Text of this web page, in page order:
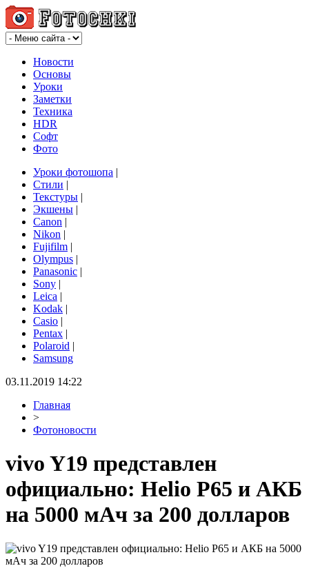
Новости
Основы
Уроки
Заметки
Техника
HDR
Софт
Фото
Уроки фотошопа |
Стили |
Текстуры |
Экшены |
Canon |
Nikon |
Fujifilm |
Olympus |
Panasonic |
Sony |
Leica |
Kodak |
Casio |
Pentax |
Polaroid |
Samsung
03.11.2019 14:22
Главная
>
Фотоновости
vivo Y19 представлен
официально: Helio P65 и АКБ
на 5000 мАч за 200 долларов